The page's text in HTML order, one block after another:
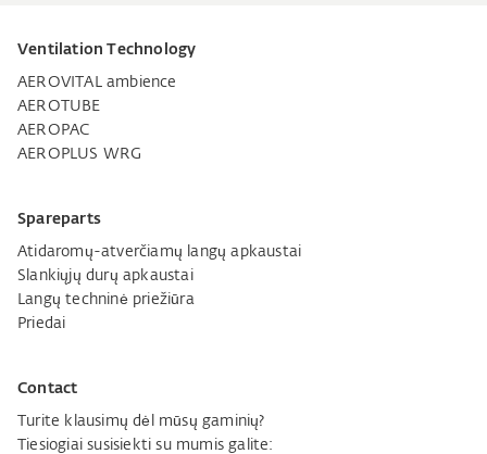
Ventilation Technology
AEROVITAL ambience
AEROTUBE
AEROPAC
AEROPLUS WRG
Spareparts
Atidaromų-atverčiamų langų apkaustai
Slankiųjų durų apkaustai
Langų techninė priežiūra
Priedai
Contact
Turite klausimų dėl mūsų gaminių?
Tiesiogiai susisiekti su mumis galite: